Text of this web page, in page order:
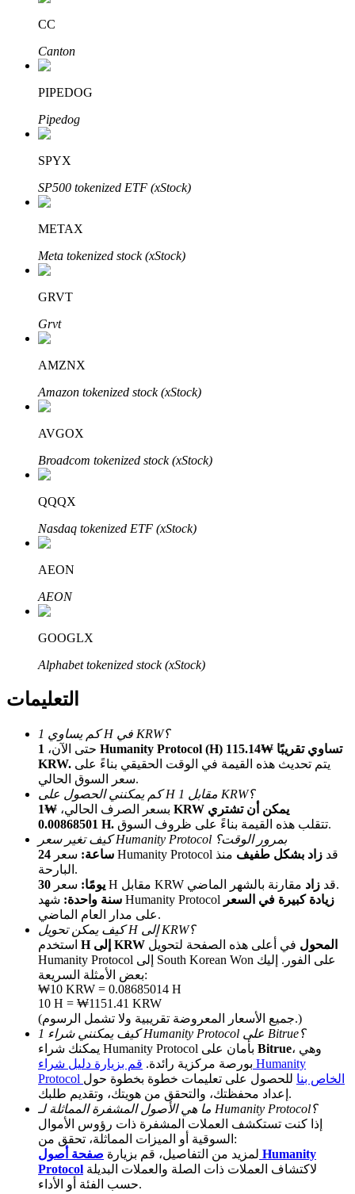
الاستثمار التلقائي
احصل على أرباح طويلة الأجل وفوائد مرنة
تعلم الستاكينغ
تعرف على كيفية كسب الدخل السلبي
Bitrue
الإحالة
قم بدعوة صديق لتحصل على مكافآت نقدية
BTC Welcome Rewards
BTC Welcome Rewards
Deposit & Trade BTC to Share 25000 USDT prize pool!
Deposit CASHCAT & Win
CC
Canton
PIPEDOG
Pipedog
SPYX
SP500 tokenized ETF (xStock)
METAX
Meta tokenized stock (xStock)
GRVT
Grvt
AMZNX
Amazon tokenized stock (xStock)
AVGOX
Broadcom tokenized stock (xStock)
QQQX
Nasdaq tokenized ETF (xStock)
AEON
AEON
GOOGLX
Alphabet tokenized stock (xStock)
التعليمات
كم يساوي 1 H في KRW؟
حتى الآن، 1 Humanity Protocol (H) تساوي تقريبًا ₩115.14
KRW.
سعر السوق الحالي.
كم يمكنني الحصول على H مقابل 1 KRW؟
بسعر الصرف الحالي،
₩1 KRW يمكن أن تشتري
0.00868501 H.
تتقلب هذه القيمة بناءً على ظروف السوق.
كيف تغير سعر Humanity Protocol بمرور الوقت؟
24 ساعة:
سعر Humanity Protocol قد زاد بشكل طفيف منذ
البارحة.
30 يومًا:
سعر H مقابل KRW قد زاد
مقارنة بالشهر الماضي.
سنة واحدة: شهد Humanity Protocol زيادة كبيرة في السعر
على مدار العام الماضي.
كيف يمكن تحويل H إلى KRW؟
H إلى KRW المحول في أعلى هذه الصفحة لتحويل
Humanity Protocol إلى South Korean Won على الفور. إليك
بعض الأمثلة السريعة:
₩10 KRW = 0.08685014 H
10 H = ₩1151.41 KRW
(جميع الأسعار المعروضة تقريبية ولا تشمل الرسوم.)
كيف يمكنني شراء 1 Humanity Protocol على Bitrue؟
Bitrue، وهي
بورصة مركزية رائدة. قم بزيارة دليل شراء Humanity
Protocol الخاص بنا للحصول على تعليمات خطوة بخطوة حول
إعداد محفظتك، والتحقق من هويتك، وتقديم طلبك.
ما هي الأصول المشفرة المماثلة لـ Humanity Protocol؟
إذا كنت تستكشف العملات المشفرة ذات رؤوس الأموال
السوقية أو الميزات المماثلة، تحقق من:
لمزيد من التفاصيل، قم بزيارة صفحة أصول Humanity
Protocol
حسب الفئة أو الأداء.